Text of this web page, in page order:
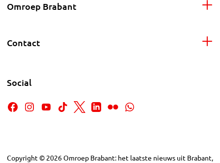
Omroep Brabant
Contact
Social
Copyright © 2026Omroep Brabant: het laatste nieuws uit Brabant,